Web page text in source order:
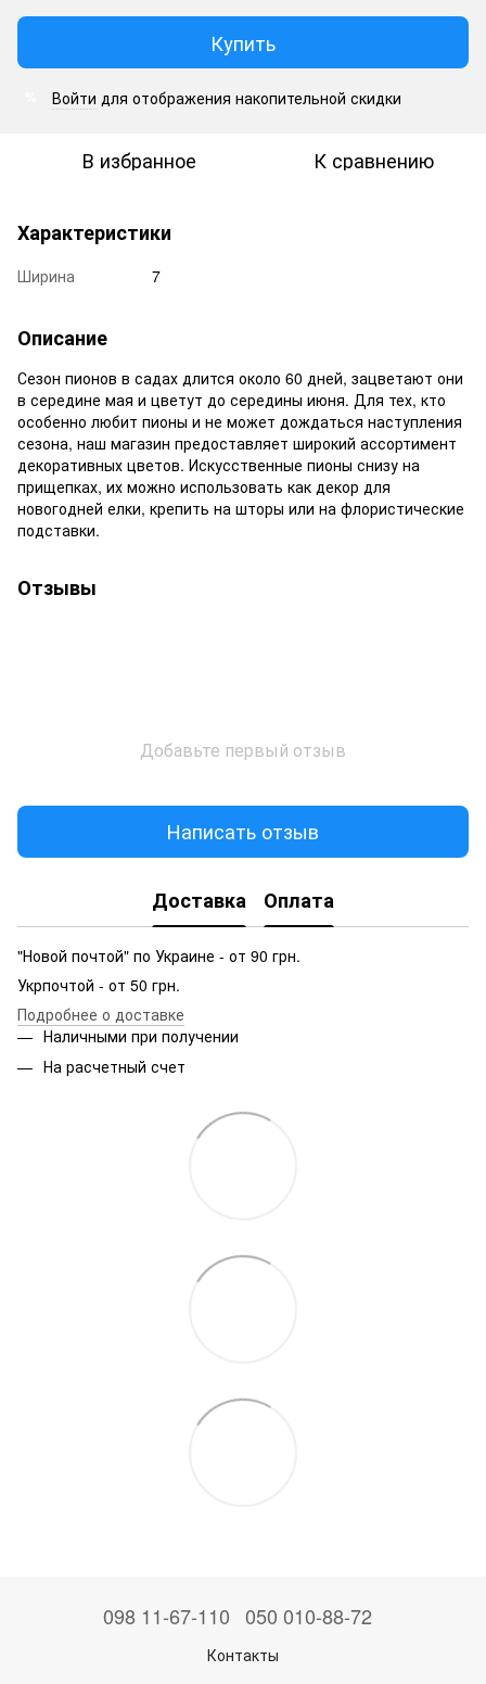
Купить
Войти для отображения накопительной скидки
В избранное К сравнению
Характеристики
Ширина 7
Описание
Сезон пионов в садах длится около 60 дней, зацветают они
в середине мая и цветут до середины июня. Для тех, кто
особенно любит пионы и не может дождаться наступления
сезона, наш магазин предоставляет широкий ассортимент
декоративных цветов. Искусственные пионы снизу на
прищепках, их можно использовать как декор для
новогодней елки, крепить на шторы или на флористические
подставки.
Отзывы
Добавьте первый отзыв
Написать отзыв
Доставка Оплата
"Новой почтой" по Украине - от 90 грн.
Укрпочтой - от 50 грн.
Подробнее о доставке
Наличными при получении
На расчетный счет
098 11-67-110 050 010-88-72
Контакты